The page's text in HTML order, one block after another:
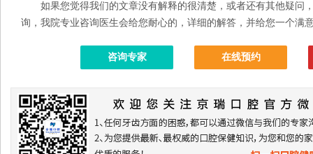
如果您觉得我们的文章没有解释的很清楚，或者还有其他疑问
询，我院专业咨询医生会给您耐心的，详细的解答，并给您一个满
咨询专家 在线预约